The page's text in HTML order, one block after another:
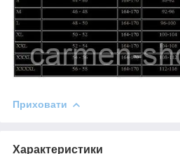
Приховати
Характеристики